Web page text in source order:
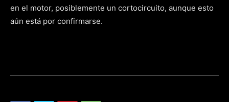
en el motor, posiblemente un cortocircuito, aunque esto
aún está por confirmarse.